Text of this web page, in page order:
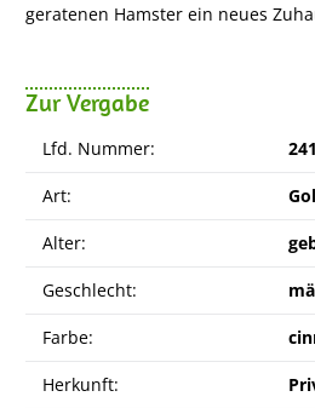
geratenen Hamster ein neues
Zur Vergabe
Lfd. Nummer:
Art:
Alter:
Geschlecht:
Farbe:
Herkunft: